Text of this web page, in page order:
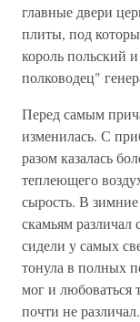
главные двери
плиты, под
король польский
полководец"
Перед самым
изменилась. С
разом казалась
теплеющего
сырость. В
скамьям различал
сидели у самых
тонула в полных
мог и любоваться
почти не